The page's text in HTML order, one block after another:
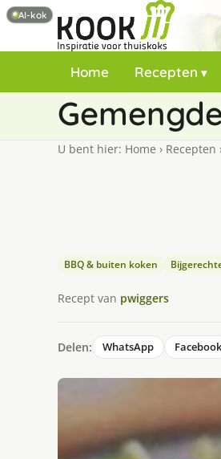
Home Recepten
U bent hier: Home › Recepten
BBQ & buiten koken
Recept van pwiggers
Delen: WhatsApp Facebook
AI-kok